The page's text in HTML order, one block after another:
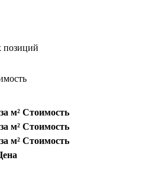
позиций
м² Стоимость
м² Стоимость
м² Стоимость